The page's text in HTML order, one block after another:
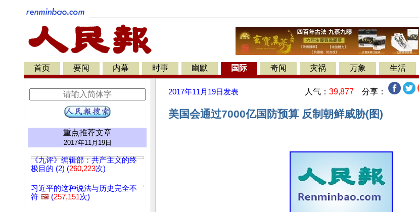
首页 要闻 内幕 时事 幽默 国际 奇闻 灾祸 万象 生活
重点推荐文章
2017年11月19日
《九评》编辑部：共产主义的终
极目的 (2) (260,223次)
习近平的这种说法与历史完全不
符 🖼️ (257,151次)
2017年11月19日 发表 人气： 39,877 分享：
美国会通过7000亿国防预算 反制朝鲜威胁(图)